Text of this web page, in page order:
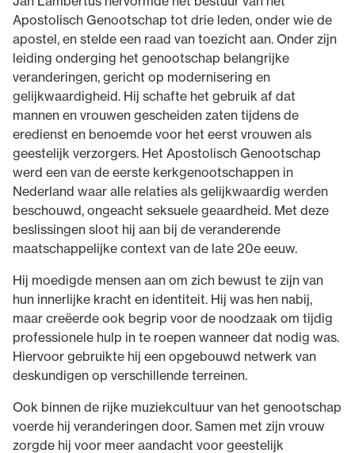
Apostolisch Genootschap tot drie leden, onder wie de
apostel, en stelde een raad van toezicht aan. Onder zijn
leiding onderging het genootschap belangrijke
veranderingen, gericht op modernisering en
gelijkwaardigheid. Hij schafte het gebruik af dat
mannen en vrouwen gescheiden zaten tijdens de
eredienst en benoemde voor het eerst vrouwen als
geestelijk verzorgers. Het Apostolisch Genootschap
werd een van de eerste kerkgenootschappen in
Nederland waar alle relaties als gelijkwaardig werden
beschouwd, ongeacht seksuele geaardheid. Met deze
beslissingen sloot hij aan bij de veranderende
maatschappelijke context van de late 20e eeuw.
Hij moedigde mensen aan om zich bewust te zijn van
hun innerlijke kracht en identiteit. Hij was hen nabij,
maar creëerde ook begrip voor de noodzaak om tijdig
professionele hulp in te roepen wanneer dat nodig was.
Hiervoor gebruikte hij een opgebouwd netwerk van
deskundigen op verschillende terreinen.
Ook binnen de rijke muziekcultuur van het genootschap
voerde hij veranderingen door. Samen met zijn vrouw
zorgde hij voor meer aandacht voor geestelijk